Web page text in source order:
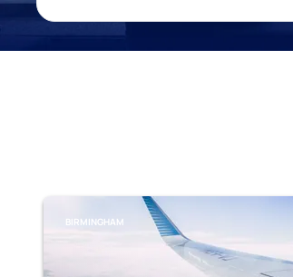
BIRMINGHAM